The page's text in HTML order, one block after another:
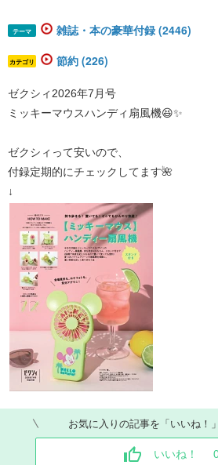
テーマ 雑誌・本の豪華付録 (2446)
カテゴリ 節約 (226)
ゼクシィ2026年7月号
ミッキーマウスハンディ扇風機😆✨
ゼクシィって安いので、
付録定期的にチェックしてます🌺
↓
お気に入りの記事を「いいね！
いいね！